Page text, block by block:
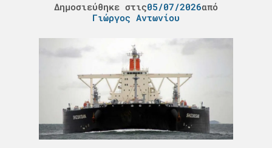
Δημοσιεύθηκε στις05/07/2026από
Γιώργος Αντωνίου